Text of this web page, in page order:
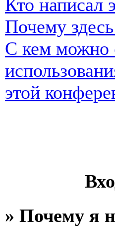
Кто написал
Почему
С кем можно
этой
» Почему я